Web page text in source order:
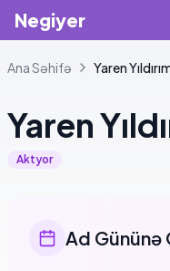
Negiyer
Ana Səhifə Yaren
Yaren
Aktyor
Ad Gününə